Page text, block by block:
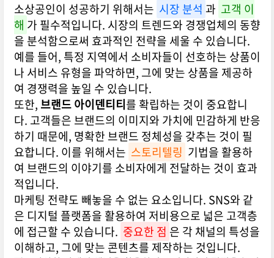
소상공인이 성공하기 위해서는 시장 분석 과 고객 이
해 가 필수적입니다. 시장의 트렌드와 경쟁업체의 동향
을 분석함으로써 효과적인 전략을 세울 수 있습니다.
예를 들어, 특정 지역에서 소비자들이 선호하는 상품이
나 서비스 유형을 파악하면, 그에 맞는 상품을 제공하
여 경쟁력을 높일 수 있습니다.
또한, 브랜드 아이덴티티를 확립하는 것이 중요합니
다. 고객들은 브랜드의 이미지와 가치에 민감하게 반응
하기 때문에, 명확한 브랜드 정체성을 갖추는 것이 필
요합니다. 이를 위해서는 스토리텔링 기법을 활용하
여 브랜드의 이야기를 소비자에게 전달하는 것이 효과
적입니다.
마케팅 전략도 빼놓을 수 없는 요소입니다. SNS와 같
은 디지털 플랫폼을 활용하여 저비용으로 넓은 고객층
에 접근할 수 있습니다. 중요한 점 은 각 채널의 특성을
이해하고, 그에 맞는 콘텐츠를 제작하는 것입니다.